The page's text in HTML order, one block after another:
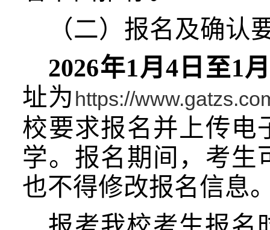
（二）报名及确认
2026年1月4日至1
址为 https://
校要求报名并上传电
学。报名期间，考生
也不得修改报名信息